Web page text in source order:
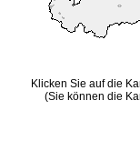
Klicken Sie auf die
(Sie können die